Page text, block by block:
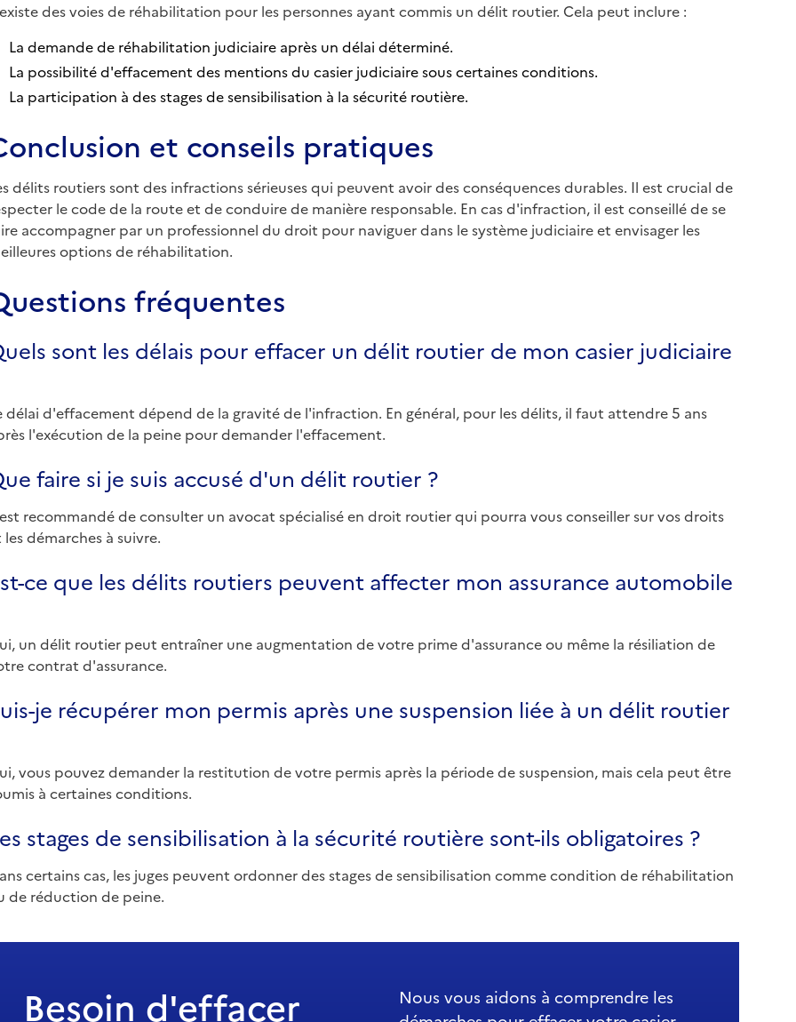
des voies de réhabilitation pour les personnes ayant commis un délit routier. Cela peut inclure :
La demande de réhabilitation judiciaire après un délai déterminé.
La possibilité d'effacement des mentions du casier judiciaire sous certaines conditions.
La participation à des stages de sensibilisation à la sécurité routière.
et conseils pratiques
délits routiers sont des infractions sérieuses qui peuvent avoir des conséquences durables. Il est crucial de
le code de la route et de conduire de manière responsable. En cas d'infraction, il est conseillé de se
accompagner par un professionnel du droit pour naviguer dans le système judiciaire et envisager les
options de réhabilitation.
fréquentes
sont les délais pour effacer un délit routier de mon casier judiciaire
délai d'effacement dépend de la gravité de l'infraction. En général, pour les délits, il faut attendre 5 ans
l'exécution de la peine pour demander l'effacement.
faire si je suis accusé d'un délit routier ?
recommandé de consulter un avocat spécialisé en droit routier qui pourra vous conseiller sur vos droits
les démarches à suivre.
ce que les délits routiers peuvent affecter mon assurance automobile
un délit routier peut entraîner une augmentation de votre prime d'assurance ou même la résiliation de
contrat d'assurance.
je récupérer mon permis après une suspension liée à un délit routier
vous pouvez demander la restitution de votre permis après la période de suspension, mais cela peut être
à certaines conditions.
stages de sensibilisation à la sécurité routière sont-ils obligatoires ?
certains cas, les juges peuvent ordonner des stages de sensibilisation comme condition de réhabilitation
de réduction de peine.
Besoin d'effacer
Nous vous aidons à comprendre les